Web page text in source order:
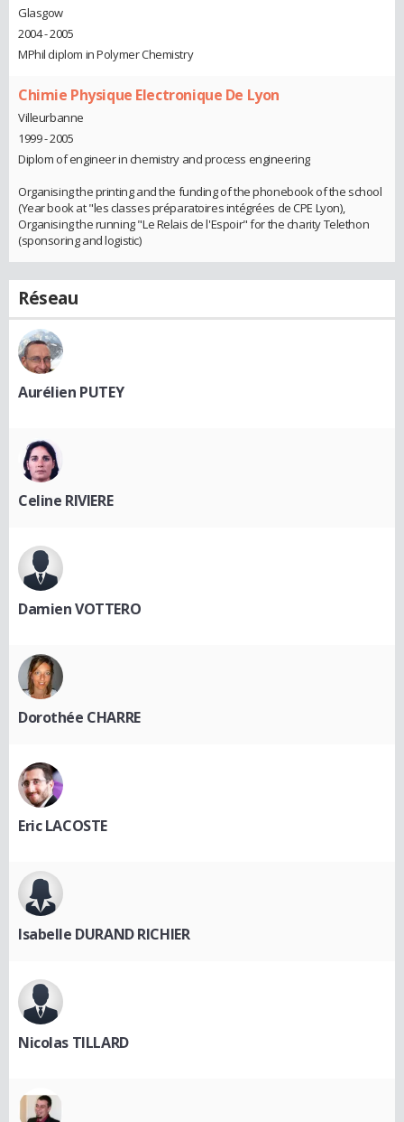
Glasgow
2004 - 2005
MPhil diplom in Polymer Chemistry
Chimie Physique Electronique De Lyon
Villeurbanne
1999 - 2005
Diplom of engineer in chemistry and process engineering
Organising the printing and the funding of the phonebook of the school
(Year book at "les classes préparatoires intégrées de CPE Lyon),
Organising the running "Le Relais de l'Espoir" for the charity Telethon
(sponsoring and logistic)
Réseau
Aurélien PUTEY
Celine RIVIERE
Damien VOTTERO
Dorothée CHARRE
Eric LACOSTE
Isabelle DURAND RICHIER
Nicolas TILLARD